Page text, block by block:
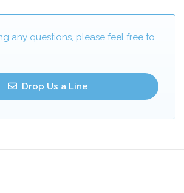
any questions, please feel free to
Drop Us a Line